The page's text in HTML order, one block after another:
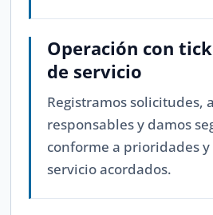
Operación con
de servicio
Registramos solicitudes,
responsables y damos
conforme a prioridades
servicio acordados.